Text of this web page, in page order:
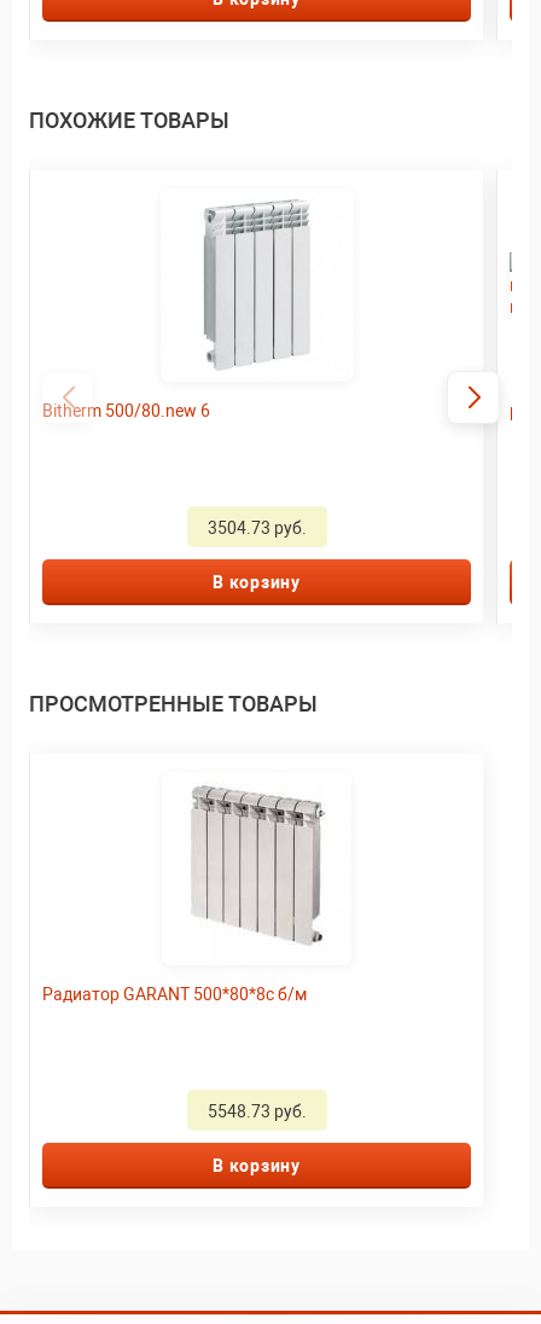
ПОХОЖИЕ ТОВАРЫ
Bitherm 500/80.new 6
3504.73 руб.
В корзину
ПРОСМОТРЕННЫЕ ТОВАРЫ
Радиатор GARANT 500*80*8c б/м
5548.73 руб.
В корзину